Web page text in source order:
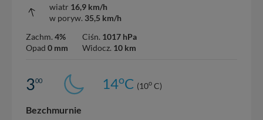
wiatr 16,9 km/h
w poryw. 35,5 km/h
Zachm. 4%
Opad 0 mm
Ciśn. 1017 hPa
Widocz. 10 km
300 14oC (10o C)
Bezchmurnie